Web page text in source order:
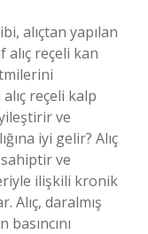
alıçtan yapılan
alıç reçeli kan
alıç reçeli kalp
ve
iyi gelir? Alıç
ve
ilişkili kronik
Alıç, daralmış